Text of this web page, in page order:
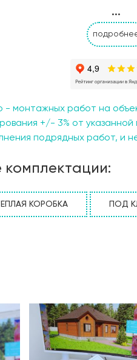
пространство для
личное
- душевая каби-на/
Идеально
вариант для
очага в современной
...
- монтажных работ на
+/- 3% от
подрядных работ, и
КОРОБКА ПОД